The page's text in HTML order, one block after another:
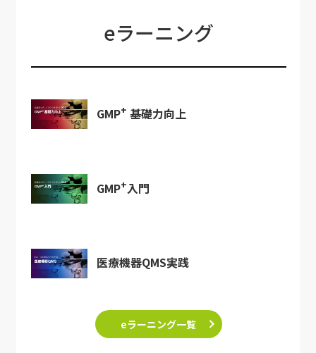
eラーニング
GMP+ 基礎力向上
GMP+入門
医療機器QMS実践
eラーニング一覧